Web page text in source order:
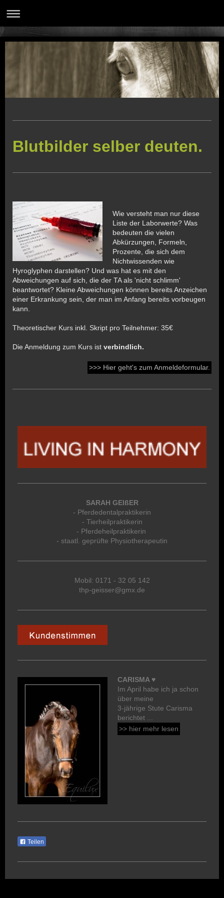
Blutbilder selber deuten.
Wie versteht man nur diese
Liste der Laborwerte? Was
bedeuten die vielen
Abkürzungen, Formeln,
Prozente, die sich dem
Nichtwissenden wie
Hyroglyphen darstellen? Und was hat es mit den
Abweichungen auf sich, die der TA als 'nicht schlimm'
beantwortet? Kleine Abweichungen können bereits Anzeichen
einer Erkrankung sein, der man im Anfang bereits vorbeugen
kann.
Theoretischer Kurs inkl. Skript pro Teilnehmer: 35€
Die Anmeldung zum Kurs ist verbindlich.
>>> Hier geht's zum Anmeldeformular.
SARAH GEIßER
- Pferdedentalpraktikerin
- Tierheilpraktikerin
- Pferdeheilpraktikerin
- staatl. geprüfte Physiotherapeutin
Mobil: 0171 - 32 05 142
thp-geisser@gmx.de
CARISMA ♥
Im April habe ich ja schon
über meine
3-jährige Stute Carisma
berichtet ...
>> hier mehr lesen
Teilen